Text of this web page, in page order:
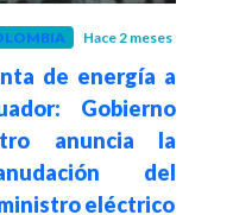
Hace 2 meses
de energía a
Gobierno
anuncia la
del
eléctrico